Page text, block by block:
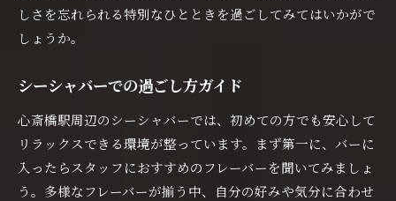
しさを忘れられる特別なひとときを過ごしてみてはいかがで
しょうか。
シーシャバーでの過ごし方ガイド
心斎橋駅周辺のシーシャバーでは、初めての方でも安心して
リラックスできる環境が整っています。まず第一に、バーに
入ったらスタッフにおすすめのフレーバーを聞いてみましょ
う。多様なフレーバーが揃う中、自分の好みや気分に合わせ